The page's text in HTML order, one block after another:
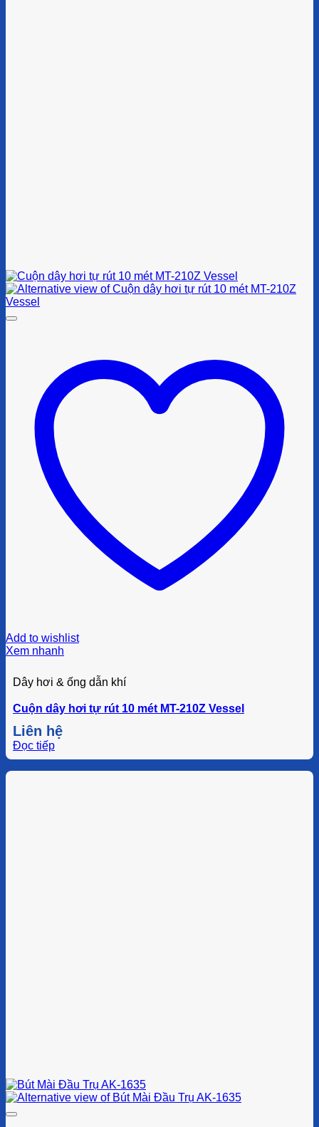
Add to wishlist
Xem nhanh
Dây hơi & ống dẫn khí
Cuộn dây hơi tự rút 10 mét MT-210Z Vessel
Liên hệ
Đọc tiếp